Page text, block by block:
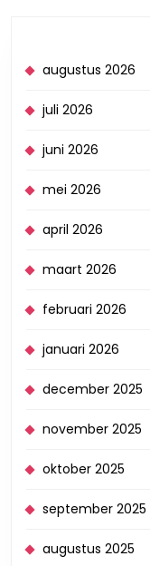
augustus 2026
juli 2026
juni 2026
mei 2026
april 2026
maart 2026
februari 2026
januari 2026
december 2025
november 2025
oktober 2025
september 2025
augustus 2025